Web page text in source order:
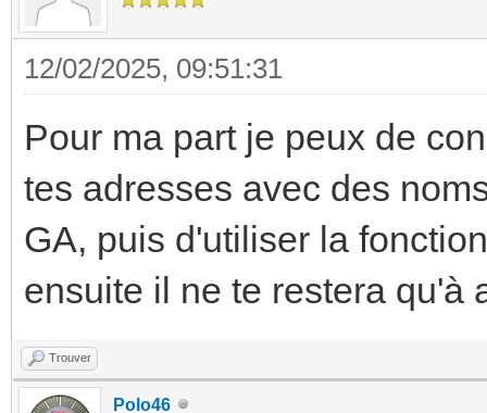
12/02/2025, 09:51:31
Pour ma part je peux de
tes adresses avec des
GA, puis d'utiliser la
ensuite il ne te restera qu'à
Trouver
Polo46